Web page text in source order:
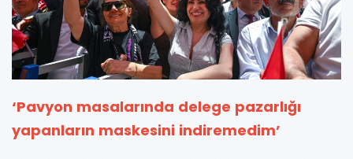
‘Pavyon masalarında delege pazarlığı
yapanların maskesini indiremedim’